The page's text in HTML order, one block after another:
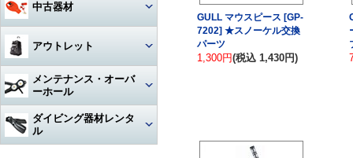
冬用アクセサリー・暖かアイテ
ム
キーホルダー
耳栓・耳抜きアイテム
トラベルグッズ
水中遊び道具
アパレルその他
ホース‐ゲージ（高圧）
ホース‐ドライスーツ
ホース‐その他
洗浄用品
アダプター
アクセサリー・その他
ウェットスーツ
ドライスーツ
フード
ウェイト
フーカー関連
水中通話装置
作業用道具
激レアアイテム
タンク
タンク
移充填ホース
タンクアクセサリー・その他
簡易潜水器具・緊急浮上用セッ
水中スクーター
水中銃(スピアガン)・手モリ
中古器材
カメラ関連
ダイブコンピュータ
重器材
レギュレター
軽器材
アウトレット
重器材
軽器材
その他
メンテナンス・オーバ
ーホール
レギュレター（1st+2nd）オー
バーホール
ダイビング器材レンタ
ル
GULL マウスピース [GP-
7202] ★スノーケル交換
パーツ
1,300円(税込 1,430円)